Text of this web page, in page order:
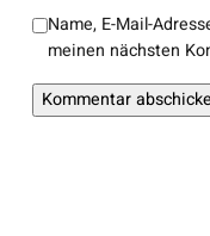
Name, E-Mail-
meinen nächsten